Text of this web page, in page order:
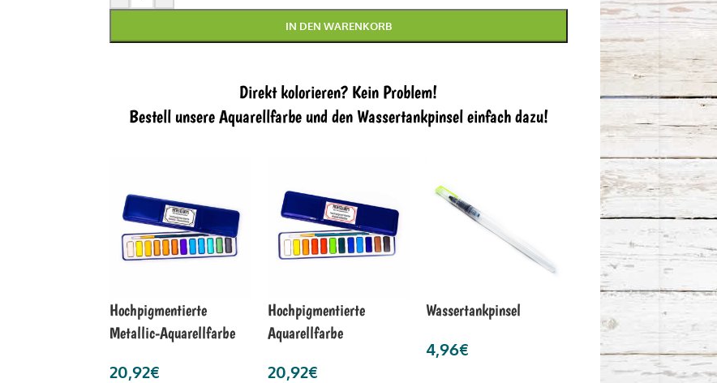
IN DEN WARENKORB
Direkt kolorieren? Kein Problem!
Bestell unsere Aquarellfarbe und den Wassertankpinsel einfach dazu!
Hochpigmentierte
Metallic-Aquarellfarbe
20,92€
Hochpigmentierte
Aquarellfarbe
20,92€
Wassertankpinsel
4,96€